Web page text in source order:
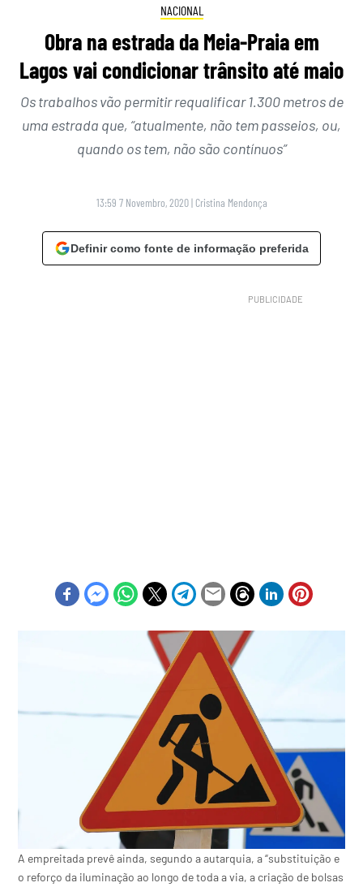
NACIONAL
Obra na estrada da Meia-Praia em
Lagos vai condicionar trânsito até maio
Os trabalhos vão permitir requalificar 1.300 metros de
uma estrada que, “atualmente, não tem passeios, ou,
quando os tem, não são contínuos”
13:59 7 Novembro, 2020 | Cristina Mendonça
Definir como fonte de informação preferida
A empreitada prevê ainda, segundo a autarquia, a “substituição e
o reforço da iluminação ao longo de toda a via, a criação de bolsas